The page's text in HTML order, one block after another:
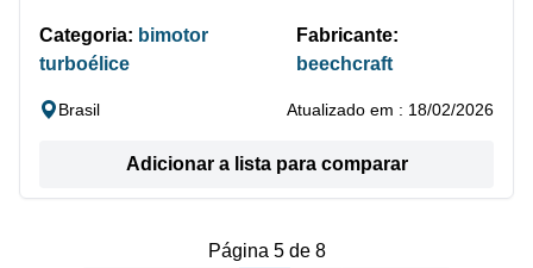
Categoria: bimotor
turboélice
Fabricante:
beechcraft
Brasil Atualizado em : 18/02/2026
Adicionar a lista para comparar
Página 5 de 8